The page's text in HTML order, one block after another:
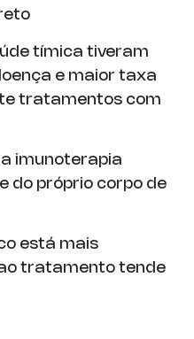
tímica tiveram
e maior taxa
tratamentos com
a imunoterapia
do próprio corpo de
está mais
tratamento tende